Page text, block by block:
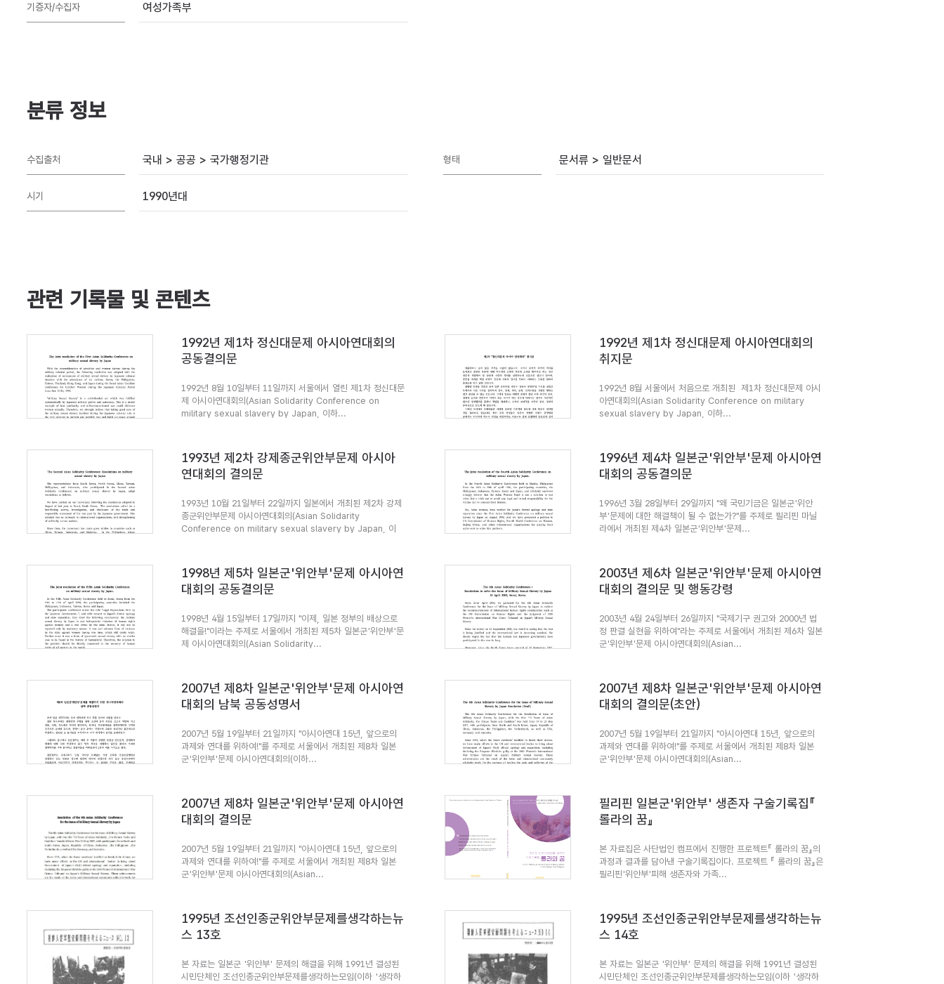
기증자/수집자 여성가족부
분류 정보
수집출처 국내 > 공공 > 국가행정기관 형태 문서류 > 일반문서
시기 1990년대
관련 기록물 및 콘텐츠
1992년 제1차 정신대문제 아시아연대회의
공동결의문
1992년 8월 10일부터 11일까지 서울에서 열린 제1차 정신대문
제 아시아연대회의(Asian Solidarity Conference on
military sexual slavery by Japan, 이하...
1992년 제1차 정신대문제 아시아연대회의
취지문
1992년 8월 서울에서 처음으로 개최된 제1차 정신대문제 아시
아연대회의(Asian Solidarity Conference on military
sexual slavery by Japan, 이하...
1993년 제2차 강제종군위안부문제 아시아
연대회의 결의문
1993년 10월 21일부터 22일까지 일본에서 개최된 제2차 강제
종군위안부문제 아시아연대회의(Asian Solidarity
Conference on military sexual slavery by Japan, 이
1996년 제4차 일본군'위안부'문제 아시아연
대회의 공동결의문
1996년 3월 28일부터 29일까지 "왜 국민기금은 일본군'위안
부'문제에 대한 해결책이 될 수 없는가?"를 주제로 필리핀 마닐
라에서 개최된 제4차 일본군'위안부'문제...
1998년 제5차 일본군'위안부'문제 아시아연
대회의 공동결의문
1998년 4월 15일부터 17일까지 "이제, 일본 정부의 배상으로
해결을!"이라는 주제로 서울에서 개최된 제5차 일본군'위안부'문
제 아시아연대회의(Asian Solidarity...
2003년 제6차 일본군'위안부'문제 아시아연
대회의 결의문 및 행동강령
2003년 4월 24일부터 26일까지 "국제기구 권고와 2000년 법
정 판결 실현을 위하여"라는 주제로 서울에서 개최된 제6차 일본
군'위안부'문제 아시아연대회의(Asian...
2007년 제8차 일본군'위안부'문제 아시아연
대회의 남북 공동성명서
2007년 5월 19일부터 21일까지 "아시아연대 15년, 앞으로의
과제와 연대를 위하여!"를 주제로 서울에서 개최된 제8차 일본
군'위안부'문제 아시아연대회의(이하...
2007년 제8차 일본군'위안부'문제 아시아연
대회의 결의문(초안)
2007년 5월 19일부터 21일까지 "아시아연대 15년, 앞으로의
과제와 연대를 위하여!"를 주제로 서울에서 개최된 제8차 일본
군'위안부'문제 아시아연대회의(Asian...
2007년 제8차 일본군'위안부'문제 아시아연
대회의 결의문
2007년 5월 19일부터 21일까지 "아시아연대 15년, 앞으로의
과제와 연대를 위하여!"를 주제로 서울에서 개최된 제8차 일본
군'위안부'문제 아시아연대회의(Asian...
필리핀 일본군'위안부' 생존자 구술기록집『
롤라의 꿈』
본 자료집은 사단법인 캠프에서 진행한 프로젝트『 롤라의 꿈』의
과정과 결과를 담아낸 구술기록집이다. 프로젝트 『 롤라의 꿈』은
필리핀'위안부'피해 생존자와 가족...
1995년 조선인종군위안부문제를생각하는뉴
스 13호
본 자료는 일본군 '위안부' 문제의 해결을 위해 1991년 결성된
시민단체인 조선인종군위안부문제를생각하는모임(이하 '생각하
1995년 조선인종군위안부문제를생각하는뉴
스 14호
본 자료는 일본군 '위안부' 문제의 해결을 위해 1991년 결성된
시민단체인 조선인종군위안부문제를생각하는모임(이하 '생각하